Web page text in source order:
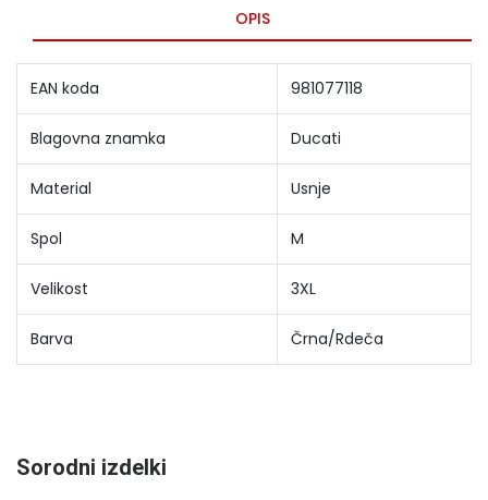
OPIS
EAN koda 981077118
Blagovna znamka Ducati
Material Usnje
Spol M
Velikost 3XL
Barva Črna/Rdeča
Sorodni izdelki